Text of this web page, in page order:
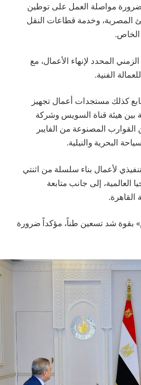
ضرورة مواصلة العمل على توطين
المصرية، وخدمة قطاعات النقل
الخاص.
المحدد لإنهاء الأعمال، مع
الفنية.
كذلك مستجدات أعمال تجهيز
بين هيئة قناة السويس وشركة
المصنوعة من الفايبر
البحرية والنيلية.
لأعمال بناء سلسلة من اثنتي
إلى جانب متابعة
بقوة شد تسعين طناً، مؤكداً ضرورة